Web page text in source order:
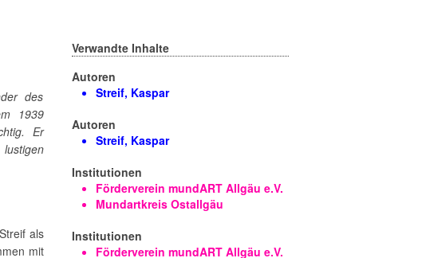
des
1939
Er
als
mit
Verwandte Inhalte
Autoren
Streif, Kaspar
Autoren
Streif, Kaspar
Institutionen
Förderverein mundART Allgäu e.V.
Mundartkreis Ostallgäu
Institutionen
Förderverein mundART Allgäu e.V.